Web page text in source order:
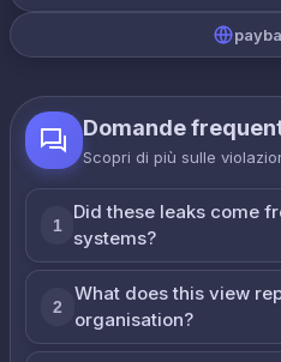
Domande
Scopri di più sulle
1
Did these leaks come
systems?
2
What does this view
organisation?